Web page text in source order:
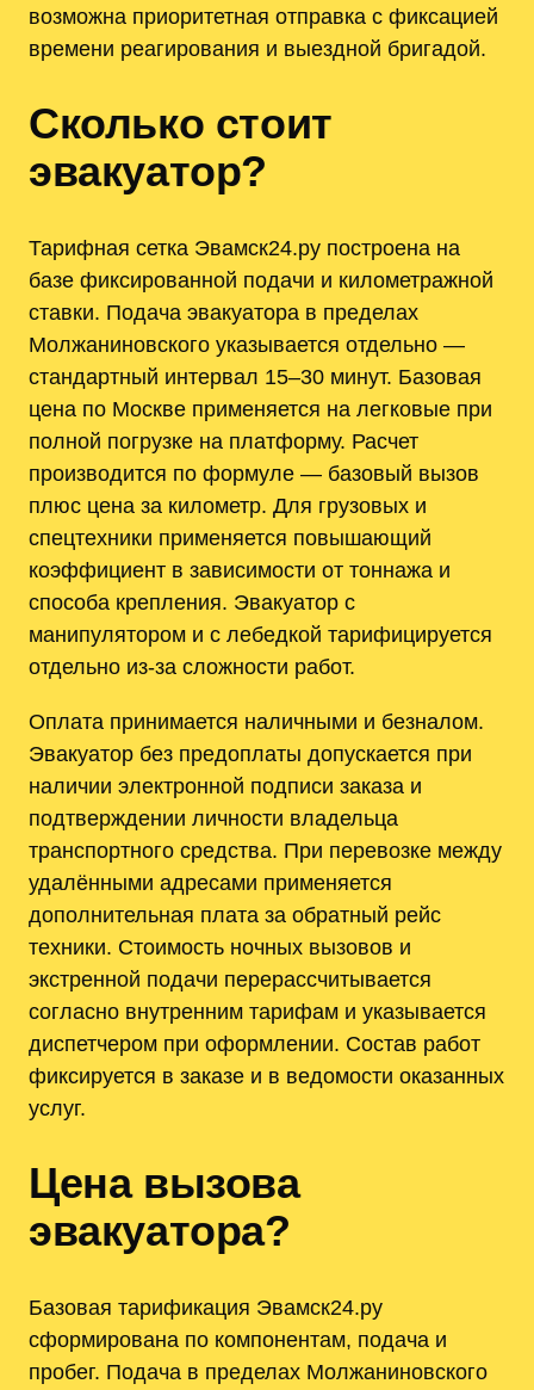
возможна приоритетная отправка с фиксацией
времени реагирования и выездной бригадой.
Сколько стоит
эвакуатор?
Тарифная сетка Эвамск24.ру построена на
базе фиксированной подачи и километражной
ставки. Подача эвакуатора в пределах
Молжаниновского указывается отдельно —
стандартный интервал 15–30 минут. Базовая
цена по Москве применяется на легковые при
полной погрузке на платформу. Расчет
производится по формуле — базовый вызов
плюс цена за километр. Для грузовых и
спецтехники применяется повышающий
коэффициент в зависимости от тоннажа и
способа крепления. Эвакуатор с
манипулятором и с лебедкой тарифицируется
отдельно из‑за сложности работ.
Оплата принимается наличными и безналом.
Эвакуатор без предоплаты допускается при
наличии электронной подписи заказа и
подтверждении личности владельца
транспортного средства. При перевозке между
удалёнными адресами применяется
дополнительная плата за обратный рейс
техники. Стоимость ночных вызовов и
экстренной подачи перерассчитывается
согласно внутренним тарифам и указывается
диспетчером при оформлении. Состав работ
фиксируется в заказе и в ведомости оказанных
услуг.
Цена вызова
эвакуатора?
Базовая тарификация Эвамск24.ру
сформирована по компонентам, подача и
пробег. Подача в пределах Молжаниновского